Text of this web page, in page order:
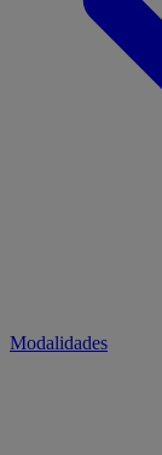
Modalidades